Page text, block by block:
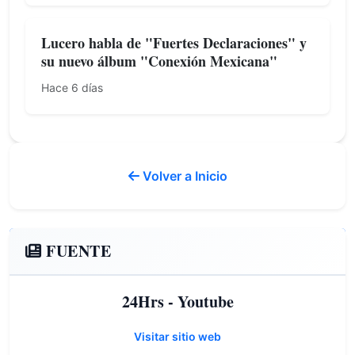
Lucero habla de "Fuertes Declaraciones" y
su nuevo álbum "Conexión Mexicana"
Hace 6 días
Volver a Inicio
FUENTE
24Hrs - Youtube
Visitar sitio web